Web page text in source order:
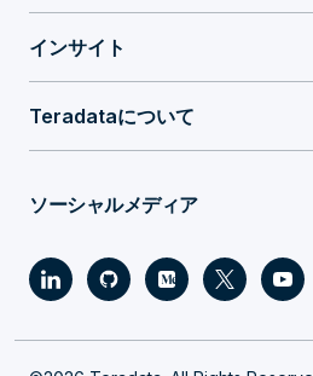
インサイト
Teradataについて
ソーシャルメディア